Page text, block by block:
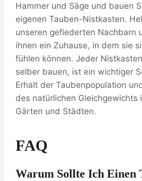
Hammer und Säge und bauen
eigenen Tauben-Nistkasten.
unseren gefiederten Nachbarn
ihnen ein Zuhause, in dem sie
fühlen können. Jeder
selber bauen, ist ein wichtiger
Erhalt der Taubenpopulation
des natürlichen Gleichgewichts
Gärten und Städten.
FAQ
Warum Sollte Ich Einen